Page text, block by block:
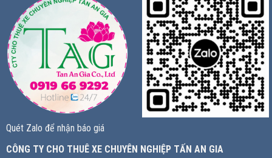
Quét Zalo để nhận báo giá
CÔNG TY CHO THUÊ XE CHUYÊN NGHIỆP TẤN AN GIA